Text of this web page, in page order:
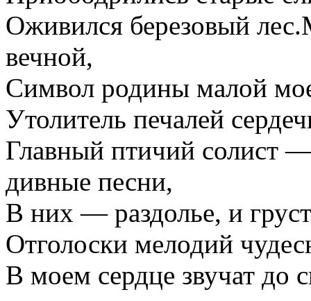
Оживился березовый
вечной,
Символ родины малой
Утолитель печалей
Главный птичий солист
дивные песни,
В них — раздолье, и
Отголоски мелодий
В моем сердце звучат до